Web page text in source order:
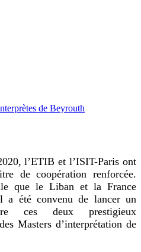
de Beyrouth
l’ETIB et l’ISIT-Paris ont
de coopération renforcée.
que le Liban et la France
a été convenu de lancer un
ces deux prestigieux
Masters d’interprétation de